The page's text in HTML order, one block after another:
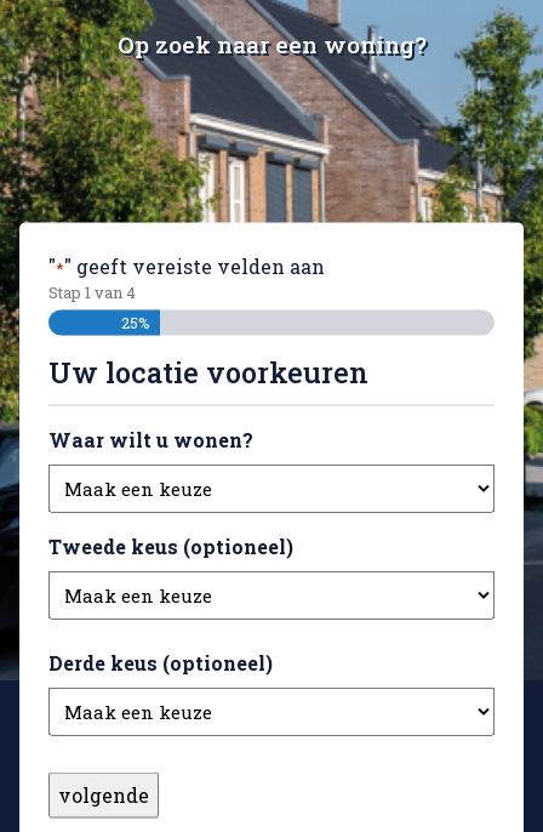
Op zoek naar een woning?
"*" geeft vereiste velden aan
Stap 1van4
25%
Uw locatie voorkeuren
Waar wilt u wonen?
Tweede keus (optioneel)
Derde keus (optioneel)